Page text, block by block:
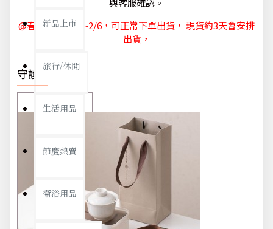
新品上市
旅行/休閒
生活用品
節慶熱賣
衛浴用品
@春節休節 1/29~2/6，可正常下單出貨， 現貨約3天會安排
出貨，
守護你我